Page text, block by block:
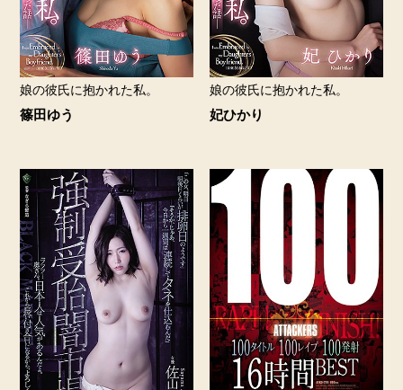
娘の彼氏に抱かれた私。
篠田ゆう
娘の彼氏に抱かれた私。
妃ひかり